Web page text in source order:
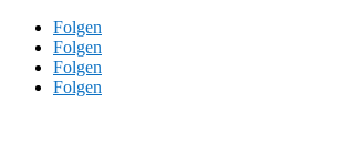
Folgen
Folgen
Folgen
Folgen